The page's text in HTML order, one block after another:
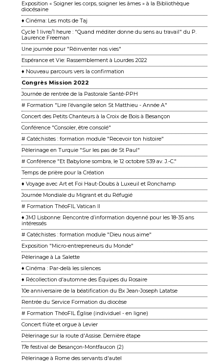
Exposition « Soigner les corps, soigner les âmes » à la Bibliothèque
diocésaine
♦ Cinéma: Les mots de Taj
Cycle 1 livre/1 heure : "Quand méditer donne du sens au travail" du P.
Laurence Freeman
Une journée pour "Réinventer nos vies"
Espérance et Vie: Rassemblement à Lourdes 2022
♦ Nouveau parcours vers la confirmation
Congrès Mission 2022
Journée de rentrée de la Pastorale Santé-PPH
# Formation "Lire l’évangile selon St Matthieu - Année A"
Concert des Petits Chanteurs à la Croix de Bois à Besançon
Conférence "Consoler, être consolé"
# Catéchistes : formation module "Recevoir ton histoire"
Pèlerinage en Turquie "Sur les pas de St Paul"
# Conférence "Et Babylone sombra, le 12 octobre 539 av. J.-C."
Temps de prière pour la Création
♦ Voyage avec Art et Foi Haut-Doubs à Luxeuil et Ronchamp
Journée Mondiale du Migrant et du Réfugié
# Formation ThéoFIL Vatican II
♦ JMJ Lisbonne: Rencontre d’information doyenné pour les 18-35 ans
intéressés
# Catéchistes : formation module "Dieu nous aime"
Exposition "Micro-entrepreneurs du Monde"
Pèlerinage à La Salette
♦ Cinéma : Par-delà les silences
♦ Récollection d'automne des Équipes du Rosaire
10e anniversaire de la béatification du Bx Jean-Joseph Latatse
Rentrée du Service Formation du diocèse
# Formation ThéoFIL Église (individuel - en ligne)
Concert flûte et orgue à Levier
Pèlerinage sur la route d'Assise. Dernière étape
17e festival de Besançon-Montfaucon (2)
Pèlerinage à Rome des servants d'autel